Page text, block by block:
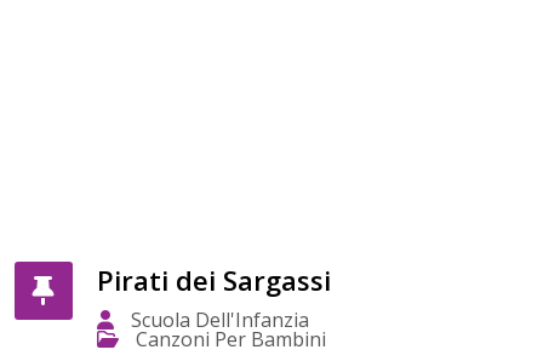
Pirati dei Sargassi
Scuola Dell'Infanzia
Canzoni Per Bambini